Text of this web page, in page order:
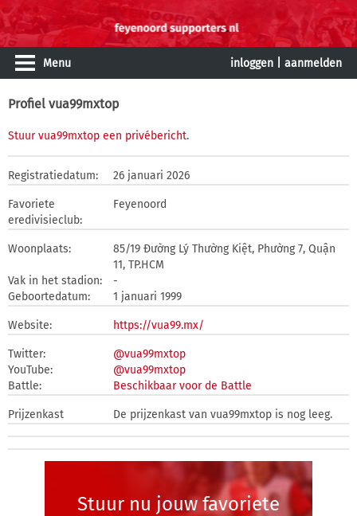
Menu inloggen aanmelden
Profiel vua99mxtop
Stuur vua99mxtop een privébericht.
Registratiedatum: 26 januari 2026
Favoriete
eredivisieclub:
Feyenoord
Woonplaats:
85/19 Đường Lý Thường Kiệt, Phường 7, Quận
11, TP.HCM
Vak in het stadion:
-
Geboortedatum:
1 januari 1999
Website: https://vua99.mx/
Twitter:
@vua99mxtop
YouTube:
@vua99mxtop
Battle:
Beschikbaar voor de Battle
Prijzenkast De prijzenkast van vua99mxtop is nog leeg.
Stuur nu jouw favoriete